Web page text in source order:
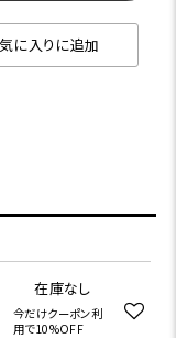
に入りに追加
在庫なし
今だけクーポン利
用で10%OFF